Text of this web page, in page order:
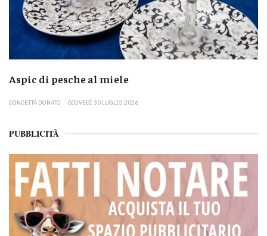
Aspic di pesche al miele
CONCETTA DONATO GIOVEDÌ 30 LUGLIO 2026
PUBBLICITÀ